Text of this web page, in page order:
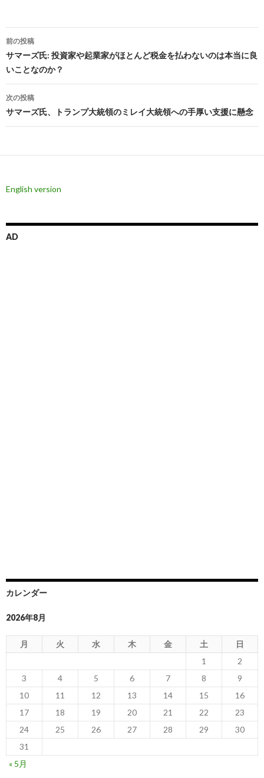
投
稿
ナ
ビ
ゲ
シ
前の投稿
サマーズ氏: 投資家や起業家がほとんど税金を払わないのは本当に良
いことなのか？
次の投稿
サマーズ氏、トランプ大統領のミレイ大統領への手厚い支援に懸念
English version
AD
カレンダー
2026年8月
月 火 水 木 金 土
日
1
2
3
4 5 6 7 8
9
10
11 12 13 14 15
16
17
18 19 20 21 22
23
24
25 26 27 28 29
30
31
« 5月